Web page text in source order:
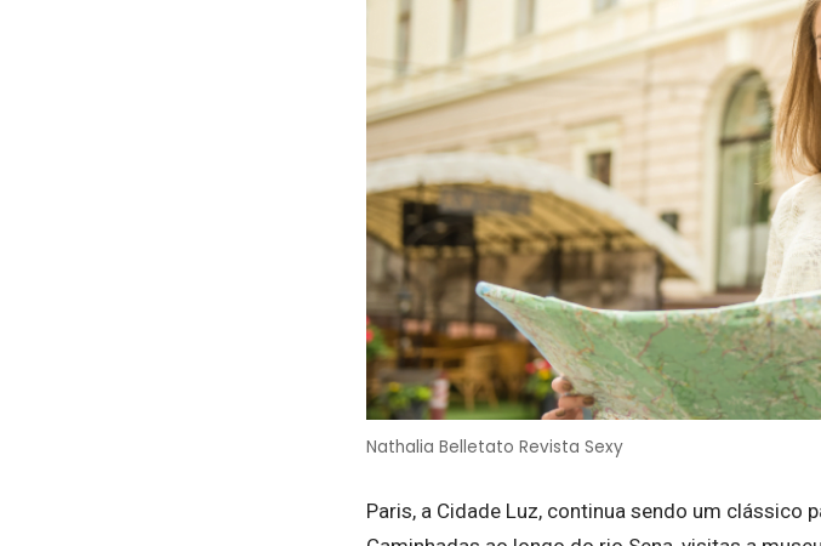
Nathalia Belletato Revista Sexy
Paris, a Cidade Luz, continua sendo um clássico